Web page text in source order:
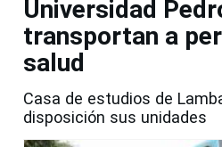
Universidad
transportan a
salud
Casa de estudios de
disposición sus unidades